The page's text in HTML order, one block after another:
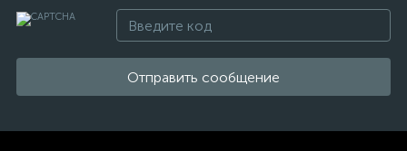
Отправить сообщение